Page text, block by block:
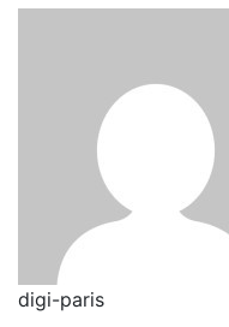
digi-paris